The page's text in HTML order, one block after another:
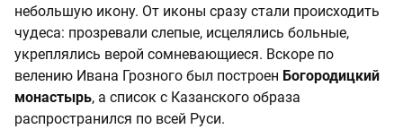
небольшую икону. От иконы сразу стали происходить
чудеса: прозревали слепые, исцелялись больные,
укреплялись верой сомневающиеся. Вскоре по
велению Ивана Грозного был построен Богородицкий
монастырь, а список с Казанского образа
распространился по всей Руси.